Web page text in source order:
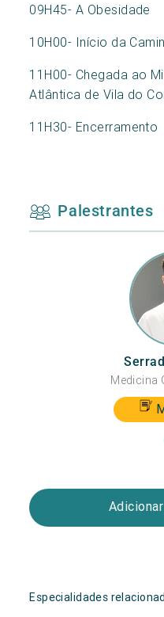
09H45- A Obesidade
10H00- Início da
11H00- Chegada ao
Atlântica de Vila do
11H30- Encerramento
Palestrantes
Medicina
Especialidades